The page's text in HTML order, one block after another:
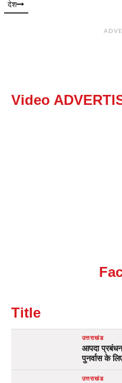
देश
Video
Title
उत्तराखंड
आपदा
पुनर्वास के
उत्तराखंड